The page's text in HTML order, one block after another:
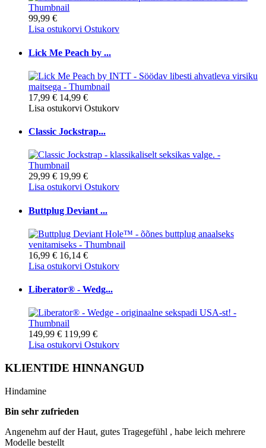
99,99 €
Lisa ostukorvi Ostukorv
Lick Me Peach by ...
17,99 € 14,99 €
Lisa ostukorvi Ostukorv
Classic Jockstrap...
29,99 € 19,99 €
Lisa ostukorvi Ostukorv
Buttplug Deviant ...
16,99 € 16,14 €
Lisa ostukorvi Ostukorv
Liberator® - Wedg...
149,99 € 119,99 €
Lisa ostukorvi Ostukorv
KLIENTIDE HINNANGUD
Hindamine
Bin sehr zufrieden
Angenehm auf der Haut, gutes Tragegefühl , habe leich mehrere
Modelle bestellt